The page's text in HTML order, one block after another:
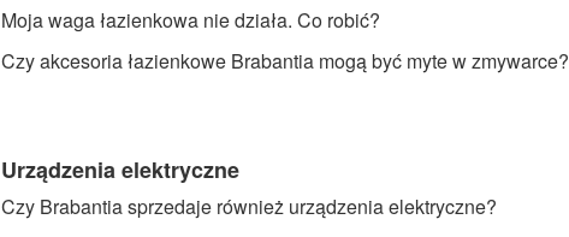
Moja waga łazienkowa nie działa. Co robić?
Czy akcesoria łazienkowe Brabantia mogą być myte w zmywarce?
Urządzenia elektryczne
Czy Brabantia sprzedaje również urządzenia elektryczne?